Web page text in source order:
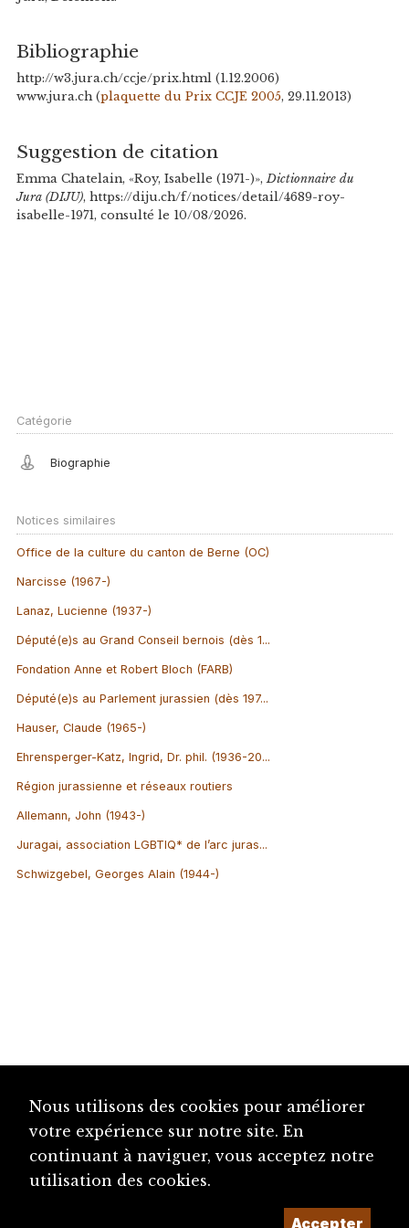
Bibliographie
http://w3.jura.ch/ccje/prix.html (1.12.2006)
www.jura.ch (plaquette du Prix CCJE 2005, 29.11.2013)
Suggestion de citation
Emma Chatelain, «Roy, Isabelle (1971-)», Dictionnaire du
Jura (DIJU), https://diju.ch/f/notices/detail/4689-roy-
isabelle-1971, consulté le 10/08/2026.
Catégorie
Biographie
Notices similaires
Office de la culture du canton de Berne (OC)
Narcisse (1967-)
Lanaz, Lucienne (1937-)
Député(e)s au Grand Conseil bernois (dès 1...
Fondation Anne et Robert Bloch (FARB)
Député(e)s au Parlement jurassien (dès 197...
Hauser, Claude (1965-)
Ehrensperger-Katz, Ingrid, Dr. phil. (1936-20...
Région jurassienne et réseaux routiers
Allemann, John (1943-)
Juragai, association LGBTIQ* de l’arc juras...
Schwizgebel, Georges Alain (1944-)
Nous utilisons des cookies pour améliorer
votre expérience sur notre site. En
continuant à naviguer, vous acceptez notre
utilisation des cookies.
Accepter